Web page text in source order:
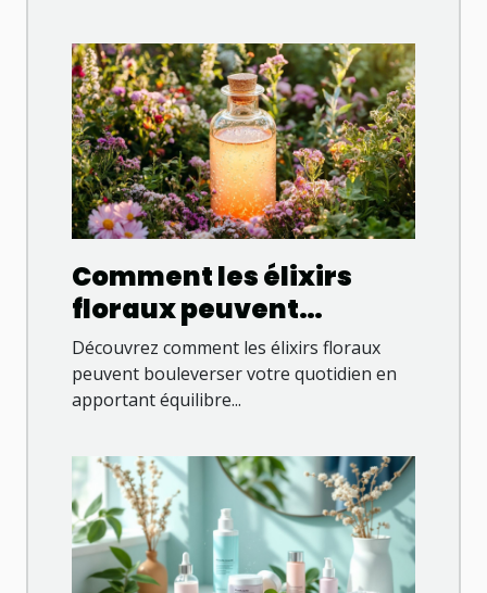
Comment les élixirs
floraux peuvent
transformer votre bien-
être ?
Découvrez comment les élixirs floraux
peuvent bouleverser votre quotidien en
apportant équilibre...